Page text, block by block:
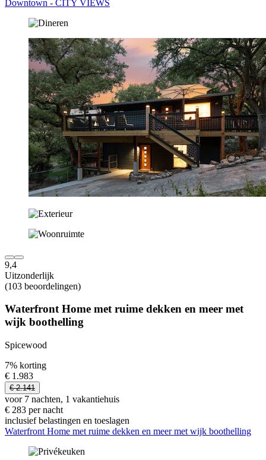
Downtown - CITY VIEWS
9,4
Uitzonderlijk
(103 beoordelingen)
Waterfront Home met ruime dekken en meer met
wijk boothelling
Spicewood
7% korting
€ 1.983
€ 2.141
voor 7 nachten, 1 vakantiehuis
€ 283 per nacht
inclusief belastingen en toeslagen
Waterfront Home met ruime dekken en meer met wijk boothelling